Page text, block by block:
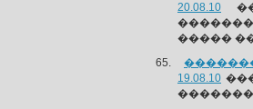
20.08.10
�����
19.08.10